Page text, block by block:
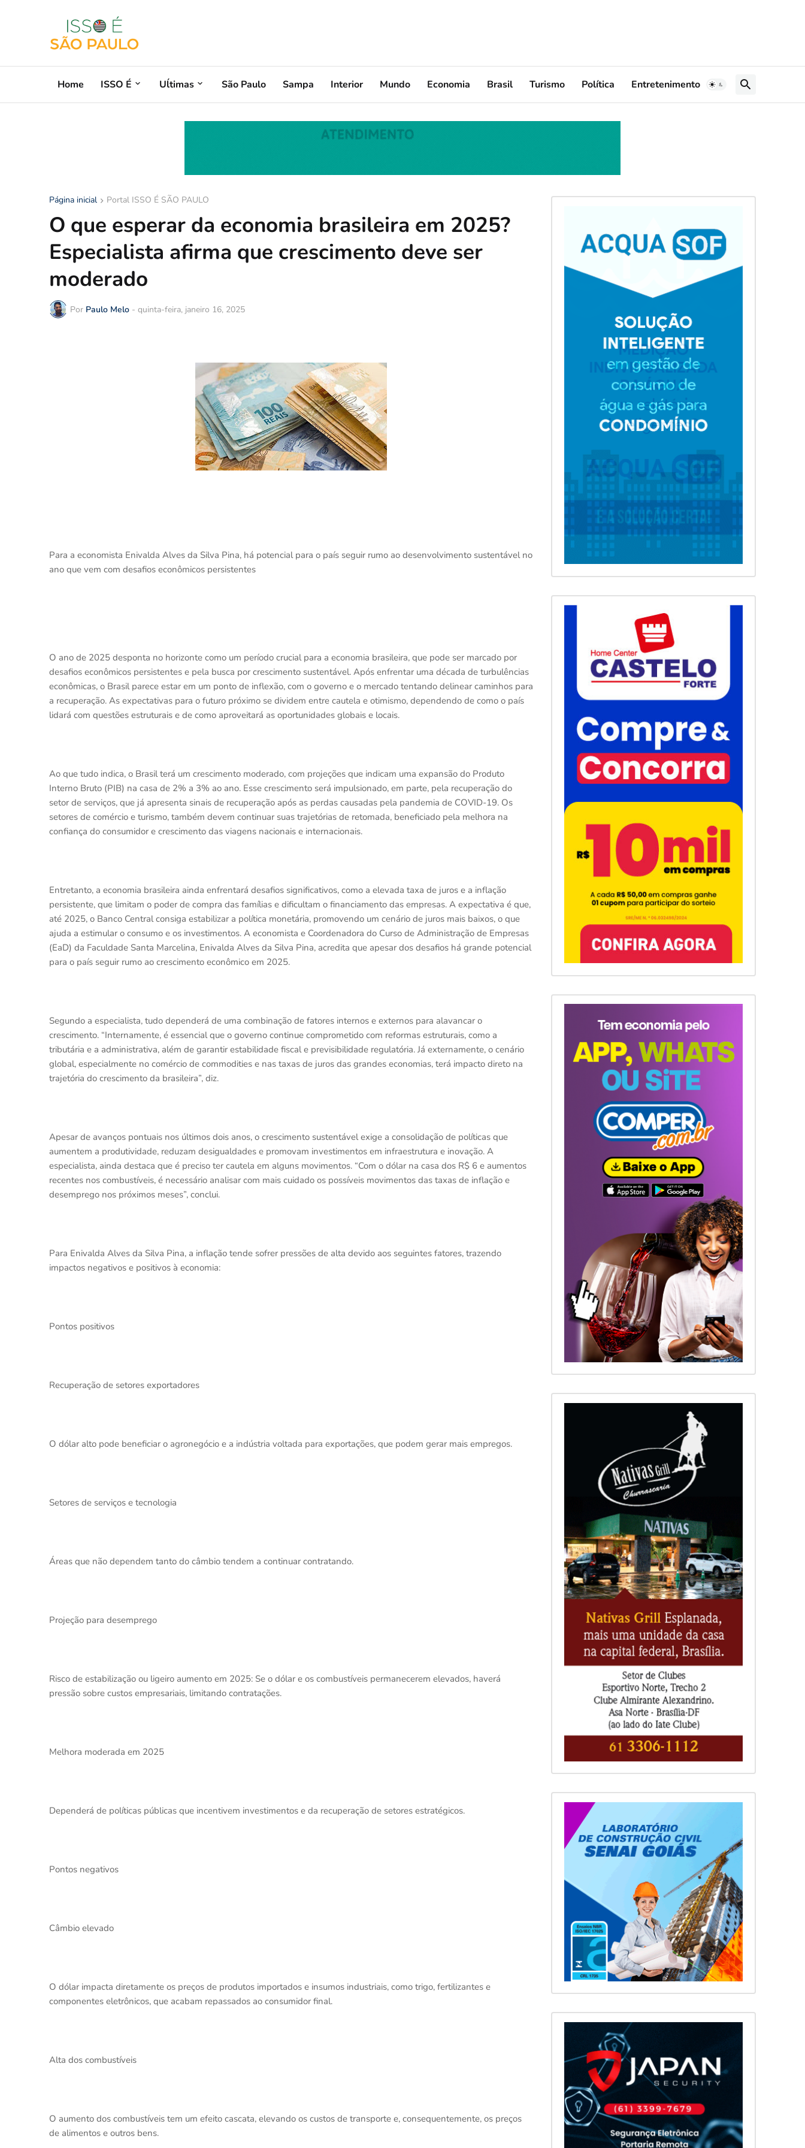
Home ISSO É Uĺtimas São Paulo Sampa Interior Mundo Economia Brasil Turismo Política Entretenimento
Página inicial Portal ISSO É SÃO PAULO
O que esperar da economia brasileira em 2025?
Especialista afirma que crescimento deve ser
moderado
Por Paulo Melo - quinta-feira, janeiro 16, 2025
Para a economista Enivalda Alves da Silva Pina, há potencial para o país seguir rumo ao desenvolvimento sustentável no
ano que vem com desafios econômicos persistentes
O ano de 2025 desponta no horizonte como um período crucial para a economia brasileira, que pode ser marcado por
desafios econômicos persistentes e pela busca por crescimento sustentável. Após enfrentar uma década de turbulências
econômicas, o Brasil parece estar em um ponto de inflexão, com o governo e o mercado tentando delinear caminhos para
a recuperação. As expectativas para o futuro próximo se dividem entre cautela e otimismo, dependendo de como o país
lidará com questões estruturais e de como aproveitará as oportunidades globais e locais.
Ao que tudo indica, o Brasil terá um crescimento moderado, com projeções que indicam uma expansão do Produto
Interno Bruto (PIB) na casa de 2% a 3% ao ano. Esse crescimento será impulsionado, em parte, pela recuperação do
setor de serviços, que já apresenta sinais de recuperação após as perdas causadas pela pandemia de COVID-19. Os
setores de comércio e turismo, também devem continuar suas trajetórias de retomada, beneficiado pela melhora na
confiança do consumidor e crescimento das viagens nacionais e internacionais.
Entretanto, a economia brasileira ainda enfrentará desafios significativos, como a elevada taxa de juros e a inflação
persistente, que limitam o poder de compra das famílias e dificultam o financiamento das empresas. A expectativa é que,
até 2025, o Banco Central consiga estabilizar a política monetária, promovendo um cenário de juros mais baixos, o que
ajuda a estimular o consumo e os investimentos. A economista e Coordenadora do Curso de Administração de Empresas
(EaD) da Faculdade Santa Marcelina, Enivalda Alves da Silva Pina, acredita que apesar dos desafios há grande potencial
para o país seguir rumo ao crescimento econômico em 2025.
Segundo a especialista, tudo dependerá de uma combinação de fatores internos e externos para alavancar o
crescimento. “Internamente, é essencial que o governo continue comprometido com reformas estruturais, como a
tributária e a administrativa, além de garantir estabilidade fiscal e previsibilidade regulatória. Já externamente, o cenário
global, especialmente no comércio de commodities e nas taxas de juros das grandes economias, terá impacto direto na
trajetória do crescimento da brasileira”, diz.
Apesar de avanços pontuais nos últimos dois anos, o crescimento sustentável exige a consolidação de políticas que
aumentem a produtividade, reduzam desigualdades e promovam investimentos em infraestrutura e inovação. A
especialista, ainda destaca que é preciso ter cautela em alguns movimentos. “Com o dólar na casa dos R$ 6 e aumentos
recentes nos combustíveis, é necessário analisar com mais cuidado os possíveis movimentos das taxas de inflação e
desemprego nos próximos meses”, conclui.
Para Enivalda Alves da Silva Pina, a inflação tende sofrer pressões de alta devido aos seguintes fatores, trazendo
impactos negativos e positivos à economia:
Pontos positivos
Recuperação de setores exportadores
O dólar alto pode beneficiar o agronegócio e a indústria voltada para exportações, que podem gerar mais empregos.
Setores de serviços e tecnologia
Áreas que não dependem tanto do câmbio tendem a continuar contratando.
Projeção para desemprego
Risco de estabilização ou ligeiro aumento em 2025: Se o dólar e os combustíveis permanecerem elevados, haverá
pressão sobre custos empresariais, limitando contratações.
Melhora moderada em 2025
Dependerá de políticas públicas que incentivem investimentos e da recuperação de setores estratégicos.
Pontos negativos
Câmbio elevado
O dólar impacta diretamente os preços de produtos importados e insumos industriais, como trigo, fertilizantes e
componentes eletrônicos, que acabam repassados ao consumidor final.
Alta dos combustíveis
O aumento dos combustíveis tem um efeito cascata, elevando os custos de transporte e, consequentemente, os preços
de alimentos e outros bens.